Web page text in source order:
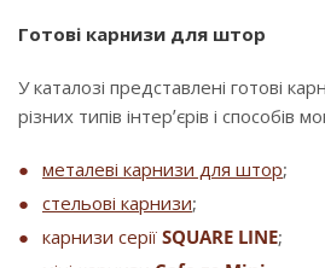
Готові карнизи для штор
У каталозі представлені готові
різних типів інтер’єрів і способів
металеві карнизи для штор;
стельові карнизи;
карнизи серії SQUARE LINE;